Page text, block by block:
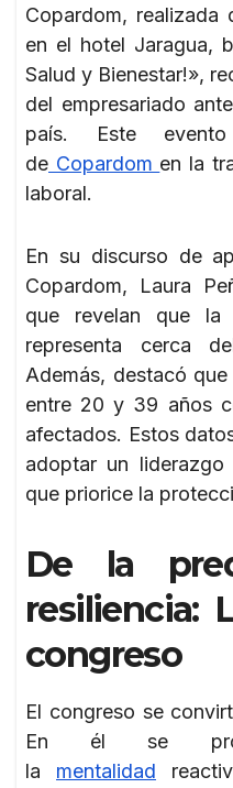
Copardom, realizada
en el hotel Jaragua,
Salud y Bienestar!»,
del empresariado
país. Este
de Copardom en la
laboral.
En su discurso de
Copardom, Laura
que revelan que la
representa cerca
Además, destacó
entre 20 y 39 años
afectados. Estos
adoptar un
que priorice la
De la
resiliencia:
congreso
El congreso se
En él se
la mentalidad